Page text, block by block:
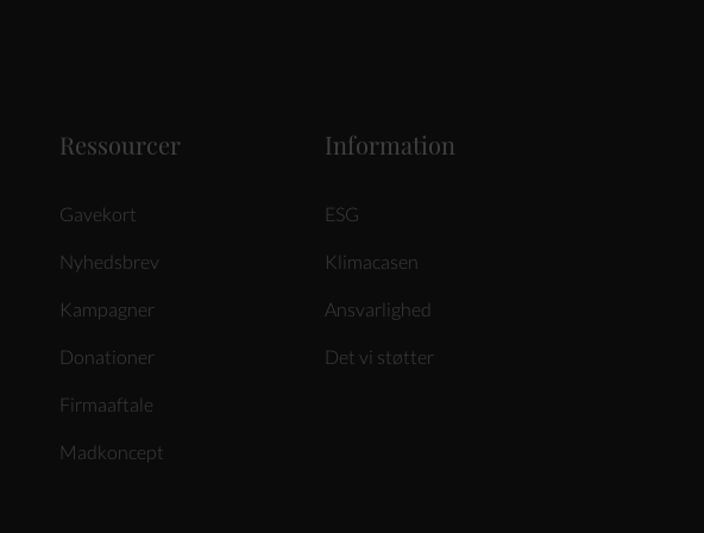
Ressourcer
Gavekort
Nyhedsbrev
Kampagner
Donationer
Firmaaftale
Madkoncept
Information
ESG
Klimacasen
Ansvarlighed
Det vi støtter